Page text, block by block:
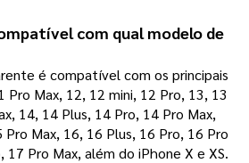
com qual modelo de
é compatível com os principais
Pro Max, 12, 12 mini, 12 Pro, 13, 13
14, 14 Plus, 14 Pro, 14 Pro Max,
Max, 16, 16 Plus, 16 Pro, 16 Pro
17 Pro Max, além do iPhone X e XS.